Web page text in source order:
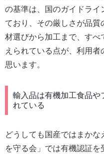
の基準は、国のガイドラ
ており、その厳しさが品
材選びから加工まで、す
えられている点が、利用
思います。
輸入品は有機加工食品や
れている
どうしても国産ではまか
を守る会」では有機認証